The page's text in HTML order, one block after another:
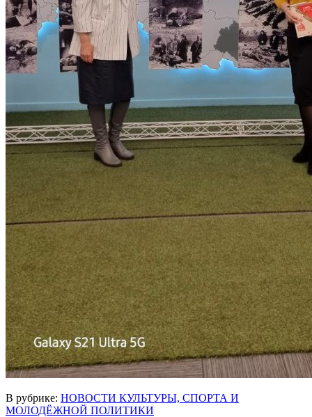
В рубрике: НОВОСТИ КУЛЬТУРЫ, СПОРТА И
МОЛОДЁЖНОЙ ПОЛИТИКИ